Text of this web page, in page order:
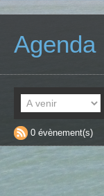
Agenda
0 évènement(s)